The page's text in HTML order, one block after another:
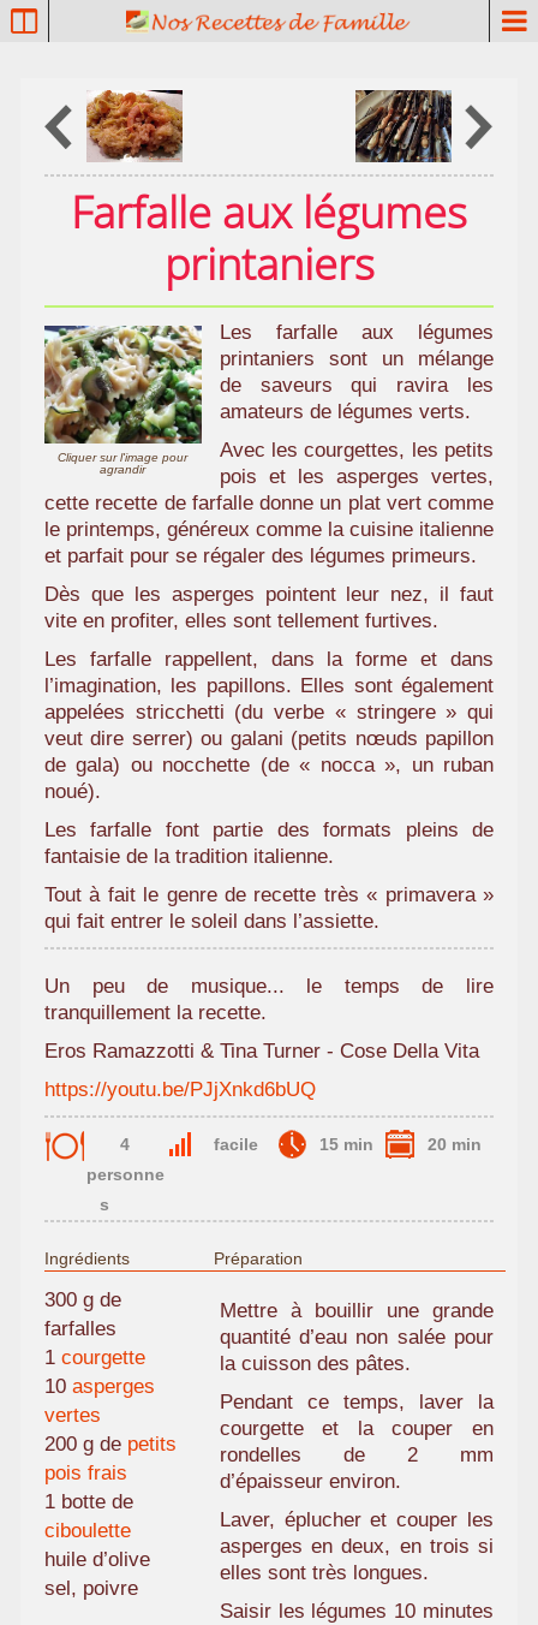
P
Farfalle aux légumes
printaniers
Cliquer sur l'image pour
agrandir
Les farfalle aux légumes
printaniers sont un mélange
de saveurs qui ravira les
amateurs de légumes verts.
Avec les courgettes, les petits
pois et les asperges vertes,
cette recette de farfalle donne un plat vert comme
le printemps, généreux comme la cuisine italienne
et parfait pour se régaler des légumes primeurs.
Dès que les asperges pointent leur nez, il faut
vite en profiter, elles sont tellement furtives.
Les farfalle rappellent, dans la forme et dans
l’imagination, les papillons. Elles sont également
appelées stricchetti (du verbe « stringere » qui
veut dire serrer) ou galani (petits nœuds papillon
de gala) ou nocchette (de « nocca », un ruban
noué).
Les farfalle font partie des formats pleins de
fantaisie de la tradition italienne.
Tout à fait le genre de recette très « primavera »
qui fait entrer le soleil dans l’assiette.
Un peu de musique... le temps de lire
tranquillement la recette.
Eros Ramazzotti & Tina Turner - Cose Della Vita
https://youtu.be/PJjXnkd6bUQ
4
personne
s
facile 15 min 20 min
Ingrédients
300 g de
farfalles
1 courgette
10 asperges
vertes
200 g de petits
pois frais
1 botte de
ciboulette
huile d’olive
sel, poivre
Préparation
Mettre à bouillir une grande
quantité d’eau non salée pour
la cuisson des pâtes.
Pendant ce temps, laver la
courgette et la couper en
rondelles de 2 mm
d’épaisseur environ.
Laver, éplucher et couper les
asperges en deux, en trois si
elles sont très longues.
Saisir les légumes 10 minutes